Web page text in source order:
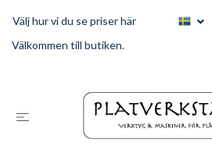
Välj hur vi du se priser här
Välkommen till butiken.